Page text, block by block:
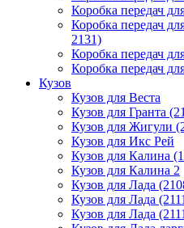
Коробка передач
Коробка передач
2131)
Коробка передач
Коробка передач
Кузов
Кузов для Веста
Кузов для Гранта
Кузов для Жигули
Кузов для Икс Рей
Кузов для Калина
Кузов для Калина 2
Кузов для Лада
Кузов для Лада
Кузов для Лада